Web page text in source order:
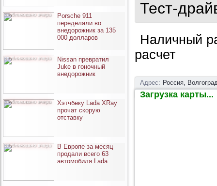
опубликовано вчера
Porsche 911
переделали во
внедорожник за 135
000 долларов
опубликовано вчера
Nissan превратил
Juke в гоночный
внедорожник
опубликовано вчера
Хэтчбеку Lada XRay
прочат скорую
отставку
опубликовано вчера
В Европе за месяц
продали всего 63
автомобиля Lada
Тест-
Наличный
расчет
Адрес: Россия,
Загрузка карты...